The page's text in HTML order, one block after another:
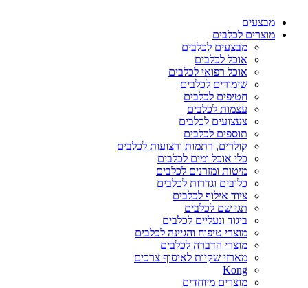
מבצעים
מוצרים לכלבים
מבצעים לכלבים
אוכל לכלבים
אוכל רפואי לכלבים
שימורים לכלבים
חטיפים לכלבים
עצמות לכלבים
צעצועים לכלבים
תוספים לכלבים
קולרים, רתמות ורצועות לכלבים
כלי אוכל ומים לכלבים
מיטות ומזרנים לכלבים
כלובים וגדרות לכלבים
ציוד אילוף לכלבים
תגי שם לכלבים
ביגוד ונעליים לכלבים
מוצרי טיפוח והגיינה לכלבים
מוצרי הדברה לכלבים
מארזי שקיות לאיסוף צרכים
Kong
מוצרים מיוחדים